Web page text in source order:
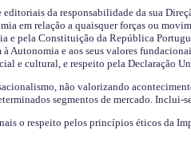
da responsabilidade da sua
em relação a quaisquer forças ou
e pela Constituição da República
Autonomia e aos seus valores
e cultural, e respeito pela Declaração
não valorizando
segmentos de mercado.
o respeito pelos princípios éticos da